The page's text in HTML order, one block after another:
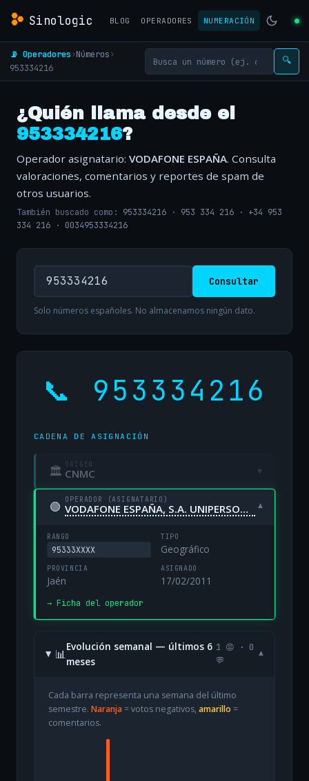
Sinologic BLOG OPERADORES NUMERACIÓN
📡 Operadores›Números›
953334216
🔍
¿Quién llama desde el
953334216?
Operador asignatario: VODAFONE ESPAÑA. Consulta
valoraciones, comentarios y reportes de spam de
otros usuarios.
También buscado como: 953334216 · 953 334 216 · +34 953
334 216 · 0034953334216
Consultar
Solo números españoles. No almacenamos ningún dato.
📞 953334216
CADENA DE ASIGNACIÓN
🏛 ORIGEN
CNMC ▾
🟢 OPERADOR (ASIGNATARIO)
VODAFONE ESPAÑA, S.A. UNIPERSONAL ▾
RANGO
95333XXXX
TIPO
Geográfico
PROVINCIA
Jaén
ASIGNADO
17/02/2011
→ Ficha del operador
📊
Evolución semanal — últimos 6
meses
1 😡 · 0
💬
▾
Cada barra representa una semana del último
semestre. Naranja= votos negativos, amarillo =
comentarios.